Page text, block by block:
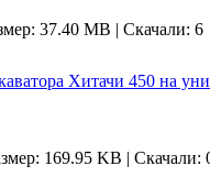
37.40 MB | Скачали: 6
Хитачи 450 на
169.95 KB | Скачали: